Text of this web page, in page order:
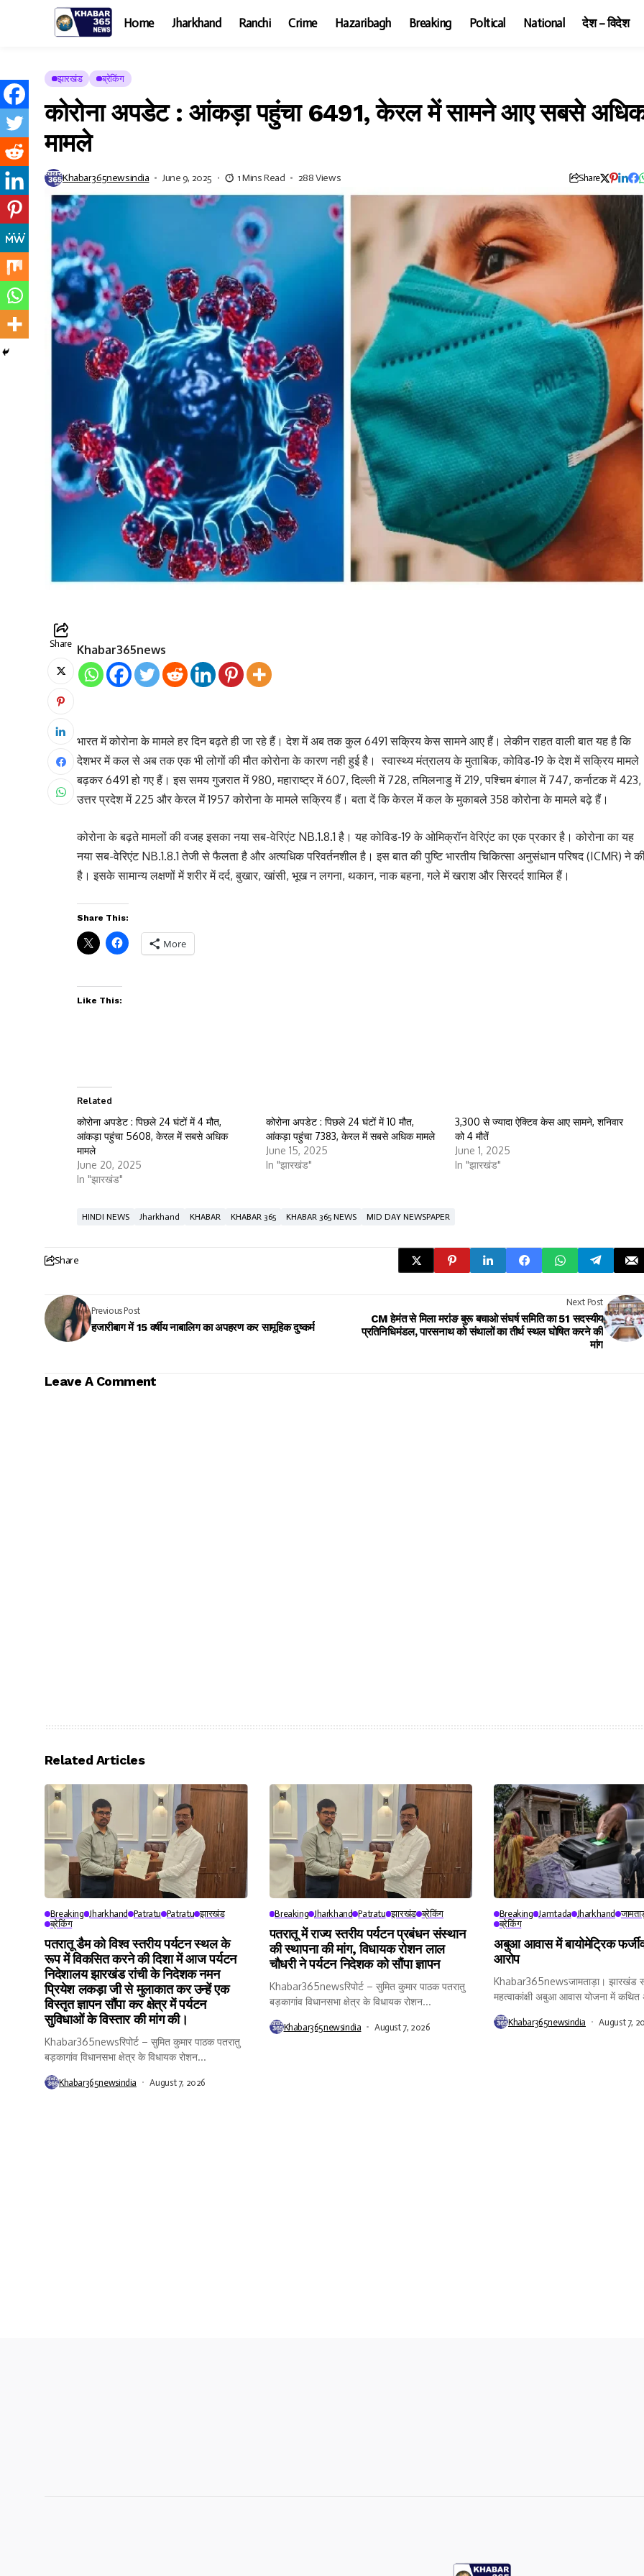
Home Jharkhand Ranchi Crime Hazaribagh Breaking Poltical National देश – विदेश
झारखंड ब्रेकिंग
कोरोना अपडेट : आंकड़ा पहुंचा 6491, केरल में सामने आए सबसे
मामले
Khabar365newsindia June 9, 2025 1 Mins Read 288 Views Share
Share Khabar365news
भारत में कोरोना के मामले हर दिन बढ़ते ही जा रहे हैं। देश में अब तक कुल 6491 सक्रिय केस सामने आए हैं। लेकीन राहत वाली बात यह है कि
देशभर में कल से अब तक एक भी लोगों की मौत कोरोना के कारण नही हुई है। स्वास्थ्य मंत्रालय के मुताबिक, कोविड-19 के देश में सक्रिय मामले
बढ़कर 6491 हो गए हैं। इस समय गुजरात में 980, महाराष्ट्र में 607, दिल्ली में 728, तमिलनाडु में 219, पश्चिम बंगाल में 747, कर्नाटक में 423,
उत्तर प्रदेश में 225 और केरल में 1957 कोरोना के मामले सक्रिय हैं। बता दें कि केरल में कल के मुकाबले 358 कोरोना के मामले बढ़े हैं।
कोरोना के बढ़ते मामलों की वजह इसका नया सब-वेरिएंट NB.1.8.1 है। यह कोविड-19 के ओमिक्रॉन वेरिएंट का एक प्रकार है। कोरोना का यह
नया सब-वेरिएंट NB.1.8.1 तेजी से फैलता है और अत्यधिक परिवर्तनशील है। इस बात की पुष्टि भारतीय चिकित्सा अनुसंधान परिषद (ICMR) ने
है। इसके सामान्य लक्षणों में शरीर में दर्द, बुखार, खांसी, भूख न लगना, थकान, नाक बहना, गले में खराश और सिरदर्द शामिल हैं।
Share This:
More
Like This:
Related
कोरोना अपडेट : पिछले 24 घंटों में 4 मौत,
आंकड़ा पहुंचा 5608, केरल में सबसे अधिक
मामले
June 20, 2025
In "झारखंड"
कोरोना अपडेट : पिछले 24 घंटों में 10 मौत,
आंकड़ा पहुंचा 7383, केरल में सबसे अधिक मामले
June 15, 2025
In "झारखंड"
3,300 से ज्यादा ऐक्टिव केस आए सामने, शनिवार
को 4 मौतें
June 1, 2025
In "झारखंड"
HINDI NEWS Jharkhand KHABAR KHABAR 365 KHABAR 365 NEWS MID DAY NEWSPAPER
Share
Previous Post
हजारीबाग में 15 वर्षीय नाबालिग का अपहरण कर सामूहिक दुष्कर्म
Next Post
CM हेमंत से मिला मरांङ बुरू बचाओ संघर्ष समिति का 51 सदस्यीय
प्रतिनिधिमंडल, पारसनाथ को संथालों का तीर्थ स्थल घोषित करने की
मांग
Leave A Comment
Related Articles
Breaking Jharkhand Patratu Patratu झारखंड
ब्रेकिंग
पतरातू डैम को विश्व स्तरीय पर्यटन स्थल के
रूप में विकसित करने की दिशा में आज पर्यटन
निदेशालय झारखंड रांची के निदेशक नमन
प्रियेश लकड़ा जी से मुलाकात कर उन्हें एक
विस्तृत ज्ञापन सौंपा कर क्षेत्र में पर्यटन
सुविधाओं के विस्तार की मांग की।
Khabar365newsरिपोर्ट – सुमित कुमार पाठक पतरातु
बड़कागांव विधानसभा क्षेत्र के विधायक रोशन...
Khabar365newsindia August 7, 2026
Breaking Jharkhand Patratu झारखंड ब्रेकिंग
पतरातू में राज्य स्तरीय पर्यटन प्रबंधन संस्थान
की स्थापना की मांग, विधायक रोशन लाल
चौधरी ने पर्यटन निदेशक को सौंपा ज्ञापन
Khabar365newsरिपोर्ट – सुमित कुमार पाठक पतरातु
बड़कागांव विधानसभा क्षेत्र के विधायक रोशन...
Khabar365newsindia August 7, 2026
Breaking Jamtada Jharkhand
ब्रेकिंग
अबुआ आवास में बायोमेट्रिक
आरोप
Khabar365newsजामताड़ा। झारखंड
महत्वाकांक्षी अबुआ आवास योजना में कथित
Khabar365newsindia August 7,